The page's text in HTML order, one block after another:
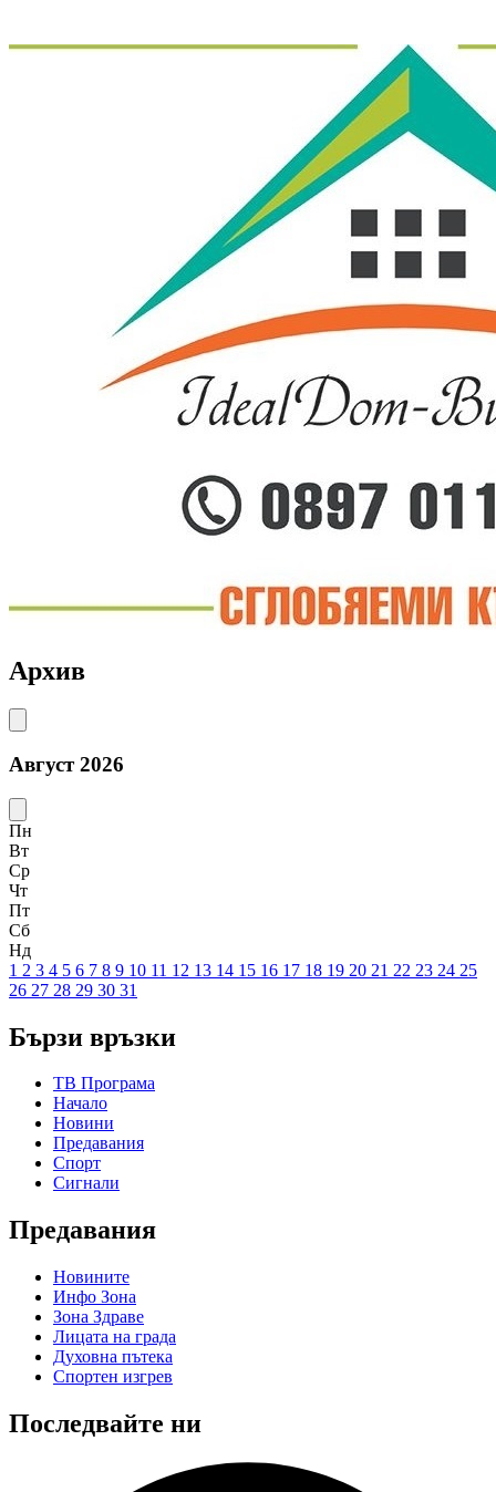
Архив
Август 2026
Пн
Вт
Ср
Чт
Пт
Сб
Нд
1 2 3 4 5 6 7 8 9 10 11 12 13 14 15 16 17 18 19 20 21 22 23 24 25
26 27 28 29 30 31
Бързи връзки
ТВ Програма
Начало
Новини
Предавания
Спорт
Сигнали
Предавания
Новините
Инфо Зона
Зона Здраве
Лицата на града
Духовна пътека
Спортен изгрев
Последвайте ни